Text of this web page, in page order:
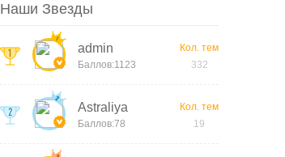
Наши Звезды
admin
Баллов:1123
Кол. тем
332
Astraliya
Баллов:78
Кол. тем
19